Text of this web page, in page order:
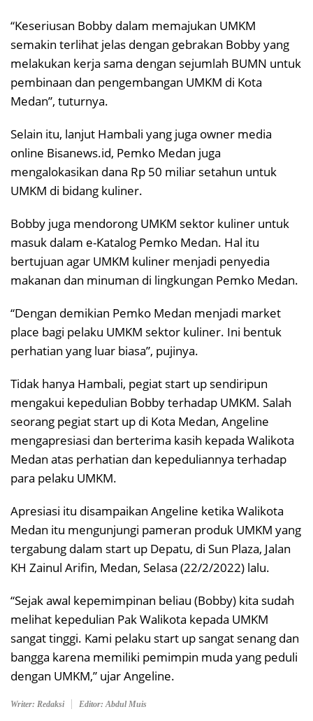
“Keseriusan Bobby dalam memajukan UMKM
semakin terlihat jelas dengan gebrakan Bobby yang
melakukan kerja sama dengan sejumlah BUMN untuk
pembinaan dan pengembangan UMKM di Kota
Medan”, tuturnya.
Selain itu, lanjut Hambali yang juga owner media
online Bisanews.id, Pemko Medan juga
mengalokasikan dana Rp 50 miliar setahun untuk
UMKM di bidang kuliner.
Bobby juga mendorong UMKM sektor kuliner untuk
masuk dalam e-Katalog Pemko Medan. Hal itu
bertujuan agar UMKM kuliner menjadi penyedia
makanan dan minuman di lingkungan Pemko Medan.
“Dengan demikian Pemko Medan menjadi market
place bagi pelaku UMKM sektor kuliner. Ini bentuk
perhatian yang luar biasa”, pujinya.
Tidak hanya Hambali, pegiat start up sendiripun
mengakui kepedulian Bobby terhadap UMKM. Salah
seorang pegiat start up di Kota Medan, Angeline
mengapresiasi dan berterima kasih kepada Walikota
Medan atas perhatian dan kepeduliannya terhadap
para pelaku UMKM.
Apresiasi itu disampaikan Angeline ketika Walikota
Medan itu mengunjungi pameran produk UMKM yang
tergabung dalam start up Depatu, di Sun Plaza, Jalan
KH Zainul Arifin, Medan, Selasa (22/2/2022) lalu.
“Sejak awal kepemimpinan beliau (Bobby) kita sudah
melihat kepedulian Pak Walikota kepada UMKM
sangat tinggi. Kami pelaku start up sangat senang dan
bangga karena memiliki pemimpin muda yang peduli
dengan UMKM,” ujar Angeline.
Writer: Redaksi Editor: Abdul Muis